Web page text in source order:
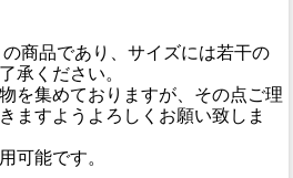
商品であり、サイズには若干の
承ください。
を集めておりますが、その点ご理
ますようよろしくお願い致しま
可能です。